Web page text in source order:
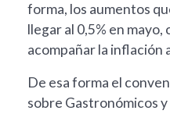
forma, los aumentos
llegar al 0,5% en
acompañar la inflación
De esa forma el
sobre Gastronómicos